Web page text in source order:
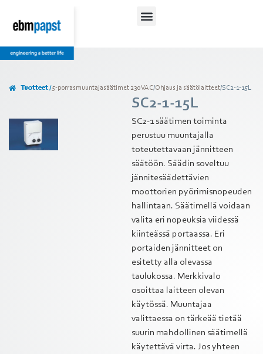
Tuotteet /5-porrasmuuntajasäätimet 230 VAC/Ohjaus ja säätölaitteet/SC2-1-15L
SC2-1-15L
SC2-1 säätimen toiminta
perustuu muuntajalla
toteutettavaan jännitteen
säätöön. Säädin soveltuu
jännitesäädettävien
moottorien pyörimisnopeuden
hallintaan. Säätimellä voidaan
valita eri nopeuksia viidessä
kiinteässä portaassa. Eri
portaiden jännitteet on
esitetty alla olevassa
taulukossa. Merkkivalo
osoittaa laitteen olevan
käytössä. Muuntajaa
valittaessa on tärkeää tietää
suurin mahdollinen säätimellä
käytettävä virta. Jos yhteen